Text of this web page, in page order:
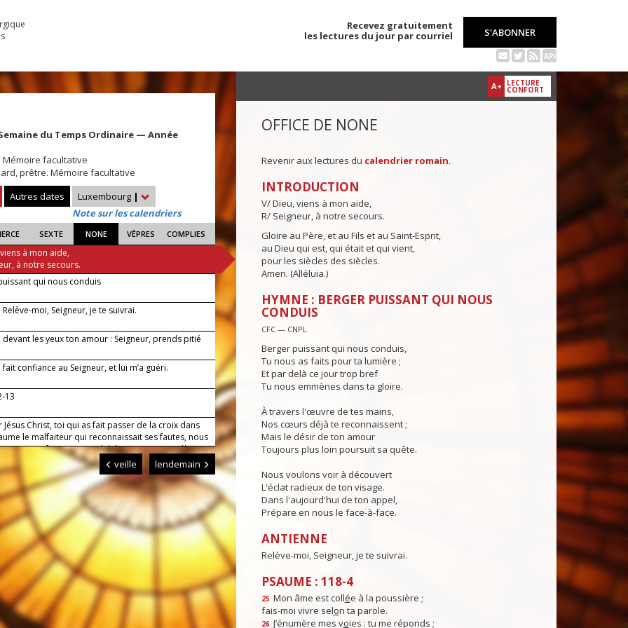
Recevez gratuitement
les lectures du jour par courriel
S'ABONNER
API
du Temps Ordinaire — Année
Mémoire facultative
prêtre. Mémoire facultative
Autres dates Luxembourg |
Note sur les calendriers
SEXTE NONE VÊPRES COMPLIES
à mon aide,
à notre secours.
qui nous conduis
moi, Seigneur, je te suivrai.
devant les yeux ton amour : Seigneur, prends pitié
fait confiance au Seigneur, et lui m’a guéri.
13
Jésus Christ, toi qui as fait passer de la croix dans
le malfaiteur qui reconnaissait ses fautes, nous
en confessant nos péchés : ouvre-nous, dès
les portes du paradis. Toi qui règnes pour les
siècles. Amen.
veille lendemain
A+ LECTURE
CONFORT
OFFICE DE NONE
Revenir aux lectures du calendrier romain.
INTRODUCTION
V/ Dieu, viens à mon aide,
R/ Seigneur, à notre secours.
Gloire au Père, et au Fils et au Saint-Esprit,
au Dieu qui est, qui était et qui vient,
pour les siècles des siècles.
Amen. (Alléluia.)
HYMNE : BERGER PUISSANT QUI NOUS
CONDUIS
CFC — CNPL
Berger puissant qui nous conduis,
Tu nous as faits pour ta lumière ;
Et par delà ce jour trop bref
Tu nous emmènes dans ta gloire.
À travers l'œuvre de tes mains,
Nos cœurs déjà te reconnaissent ;
Mais le désir de ton amour
Toujours plus loin poursuit sa quête.
Nous voulons voir à découvert
L'éclat radieux de ton visage.
Dans l'aujourd'hui de ton appel,
Prépare en nous le face-à-face.
ANTIENNE
Relève-moi, Seigneur, je te suivrai.
PSAUME : 118-4
25 Mon âme est collée à la poussière ;
fais-moi vivre selon ta parole.
26 J’énumère mes voies : tu me réponds ;